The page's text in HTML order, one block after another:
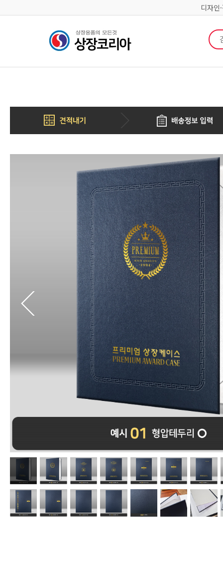
디자인
검색